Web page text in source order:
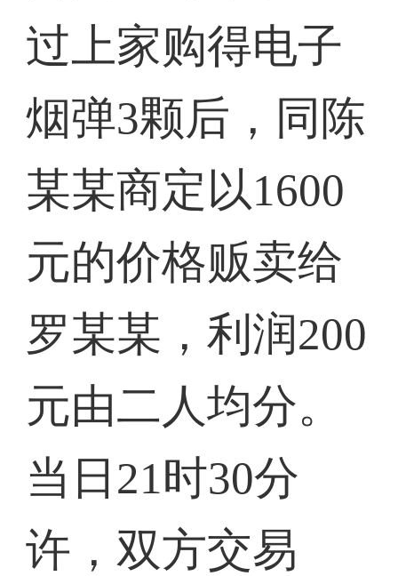
过上家购得电子
烟弹3颗后，同陈
某某商定以1600
元的价格贩卖给
罗某某，利润200
元由二人均分。
当日21时30分
许，双方交易